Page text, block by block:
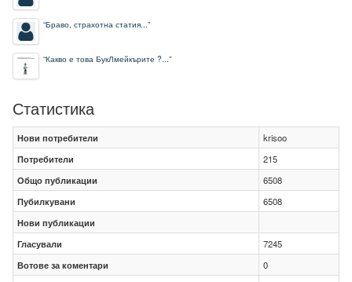
“Браво, страхотна статия...”
“Какво е това БукЛмейкърите ?...”
Статистика
Нови потребители
krisoo
Потребители
215
Общо публикации
6508
Пубилкувани
6508
Нови публикации
Гласували
7245
Вотове за коментари
0